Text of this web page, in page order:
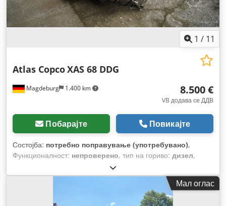
1 / 11
Magdeburg 1.400 km
Atlas CopcoXAS 68 DDG
8.500 €
VB додава се ДДВ
Побарајте Повикајте
Состојба: потребно поправување (употребувано),
Функционалност: непроверено, тип на гориво: дизел,
, работни часови:
Мал оглас